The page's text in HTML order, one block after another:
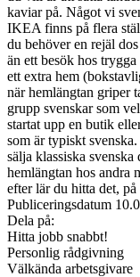
kaviar på. Något vi
IKEA finns på flera
du behöver en rejäl
än ett besök hos
ett extra hem
när hemlängtan griper
grupp svenskar som
startat upp en butik
som är typiskt
sälja klassiska svenska
hemlängtan hos andra
efter lär du hitta det, på
Publiceringsdatum
Dela på:
Hitta jobb snabbt!
Personlig rådgivning
Välkända arbetsgivare